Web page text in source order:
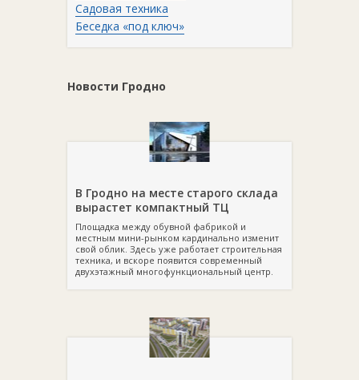
Садовая техника
Беседка «под ключ»
Новости Гродно
В Гродно на месте старого склада
вырастет компактный ТЦ
Площадка между обувной фабрикой и
местным мини-рынком кардинально изменит
свой облик. Здесь уже работает строительная
техника, и вскоре появится современный
двухэтажный многофункциональный центр.